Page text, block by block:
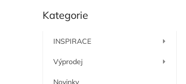
o
Přeskočit
kategorie
Kategorie
INSPIRACE
Výprodej
Novinky